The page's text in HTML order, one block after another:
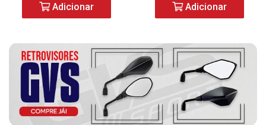
Adicionar Adicionar